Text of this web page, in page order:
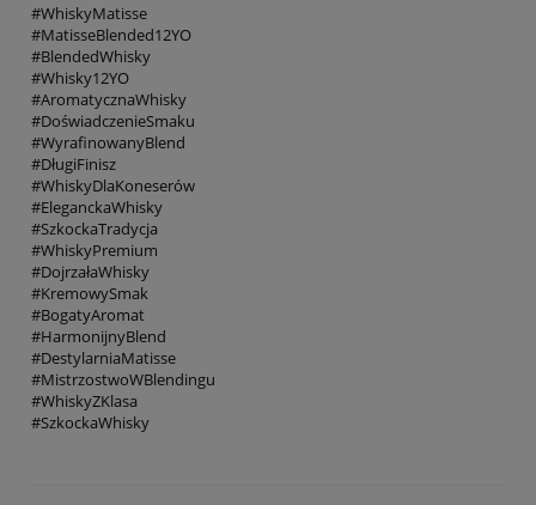
#WhiskyMatisse
#MatisseBlended12YO
#BlendedWhisky
#Whisky12YO
#AromatycznaWhisky
#DoświadczenieSmaku
#WyrafinowanyBlend
#DługiFinisz
#WhiskyDlaKoneserów
#EleganckaWhisky
#SzkockaTradycja
#WhiskyPremium
#DojrzałaWhisky
#KremowySmak
#BogatyAromat
#HarmonijnyBlend
#DestylarniaMatisse
#MistrzostwoWBlendingu
#WhiskyZKlasa
#SzkockaWhisky